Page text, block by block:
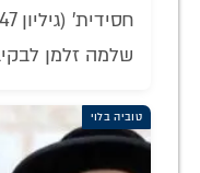
שלמה זלמן
טוביה בלוי